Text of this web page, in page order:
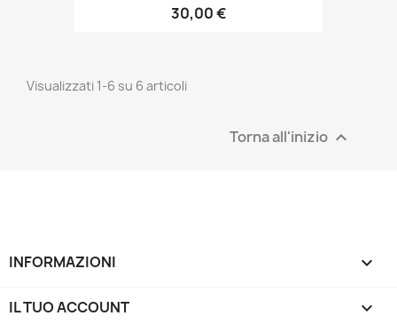
30,00 €
Visualizzati 1-6 su 6 articoli
Torna all'inizio 
INFORMAZIONI 
IL TUO ACCOUNT 